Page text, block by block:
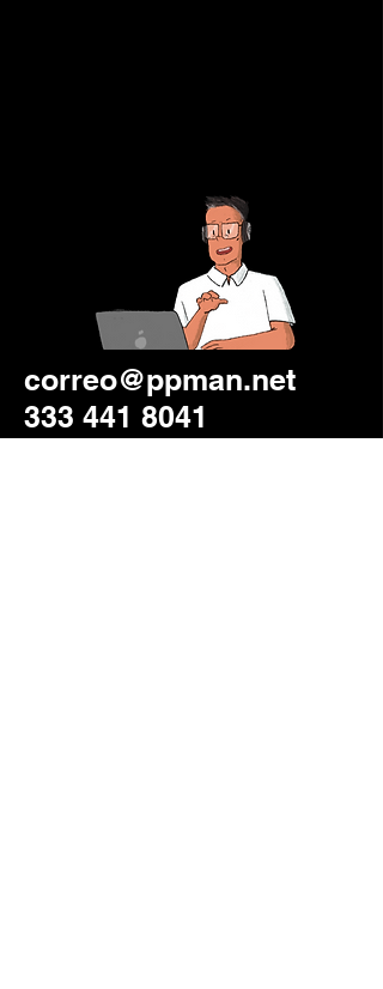
correo@ppman.net
333 441 8041